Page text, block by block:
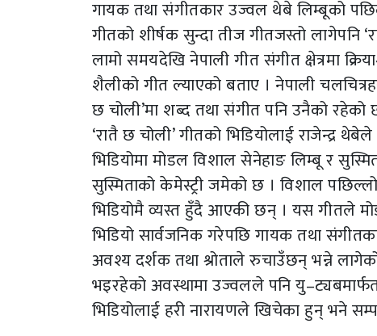
गायक तथा संगीतकार उज्वल थेबे लिम्बूको
गीतको शीर्षक सुन्दा तीज गीतजस्तो लागेपनि
लामो समयदेखि नेपाली गीत संगीत क्षेत्रमा
शैलीको गीत ल्याएको बताए । नेपाली
छ चोली’मा शब्द तथा संगीत पनि उनैको रहेको
‘रातै छ चोली’ गीतको भिडियोलाई राजेन्द्र
भिडियोमा मोडल विशाल सेनेहाङ लिम्बू र
सुस्मिताको केमेस्ट्री जमेको छ । विशाल
भिडियोमै व्यस्त हुँदै आएकी छन् । यस गीतले
भिडियो सार्वजनिक गरेपछि गायक तथा
अवश्य दर्शक तथा श्रोताले रुचाउँछन् भन्ने
भइरहेको अवस्थामा उज्वलले पनि
भिडियोलाई हरी नारायणले खिचेका हुन् भने